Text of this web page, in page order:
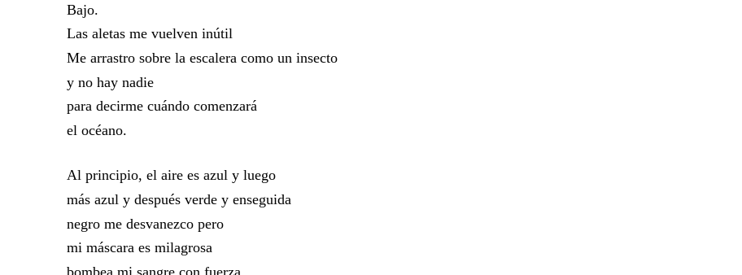
Bajo.
Las aletas me vuelven inútil
Me arrastro sobre la escalera como un insecto
y no hay nadie
para decirme cuándo comenzará
el océano.
Al principio, el aire es azul y luego
más azul y después verde y enseguida
negro me desvanezco pero
mi máscara es milagrosa